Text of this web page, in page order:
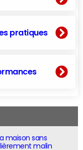
pratiques
maison sans
malin